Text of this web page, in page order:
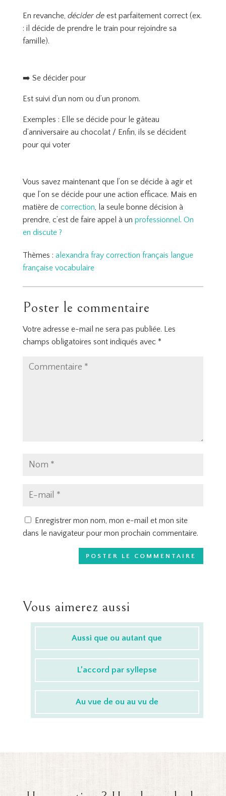
En revanche, décider deest parfaitement correct (ex.
: il décide de prendre le train pour rejoindre sa
famille).
➡️ Se décider pour
Est suivi d’un nom ou d’un pronom.
Exemples : Elle se décide pour le gâteau
d’anniversaire au chocolat / Enfin, ils se décident
pour qui voter
Vous savez maintenant que l’on se décide à agir et
que l’on se décide pour une action efficace. Mais en
matière decorrection, la seule bonne décision à
prendre, c’est de faire appel à un professionnel . On
en discute ?
Thèmes : alexandra fray correction français langue
française vocabulaire
Poster le commentaire
Votre adresse e-mail ne sera pas publiée. Les
champs obligatoires sont indiqués avec *
Enregistrer mon nom, mon e-mail et mon site
dans le navigateur pour mon prochain commentaire.
Vous aimerez aussi
Aussi que ou autant que
L’accord par syllepse
Au vue de ou au vu de